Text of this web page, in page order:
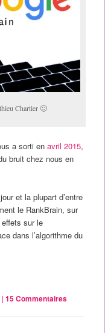
Chartier 🙂
a sorti en avril 2015,
bruit chez nous en
et la plupart d’entre
le RankBrain, sur
sur le
dans l’algorithme du
| 15Commentaires